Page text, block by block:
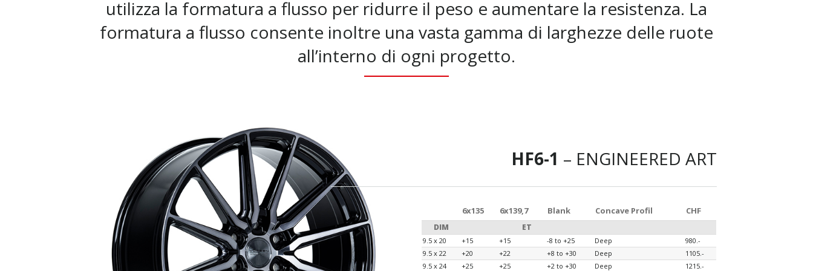
utilizza la formatura a flusso per ridurre il peso e aumentare la resistenza. La
formatura a flusso consente inoltre una vasta gamma di larghezze delle ruote
all’interno di ogni progetto.
HF6-1 – ENGINEERED ART
6x135 6x139,7 Blank Concave Profil CHF
DIM ET
9.5 x 20 +15 +15 -8 to +25 Deep
980.-
9.5 x 22
+20 +22 +8 to +30 Deep
1105.-
9.5 x 24
+25 +25 +2 to +30 Deep 1215.-